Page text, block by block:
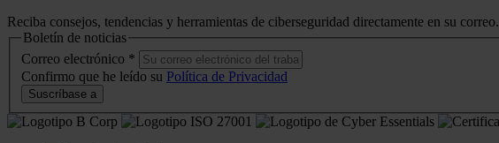
Reciba consejos, tendencias y herramientas de ciberseguridad directamente en su correo.
Boletín de noticias
Correo electrónico *
Confirmo que he leído su Política de Privacidad
Suscríbase a